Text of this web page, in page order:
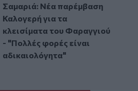
Σαμαριά: Νέα παρέμβαση
Καλογερή για τα
κλεισίματα του Φαραγγιού
- "Πολλές φορές είναι
αδικαιολόγητα"